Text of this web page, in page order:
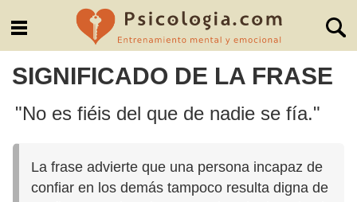
SIGNIFICADO DE LA FRASE
"No es fiéis del que de nadie se fía."
La frase advierte que una persona incapaz de
confiar en los demás tampoco resulta digna de